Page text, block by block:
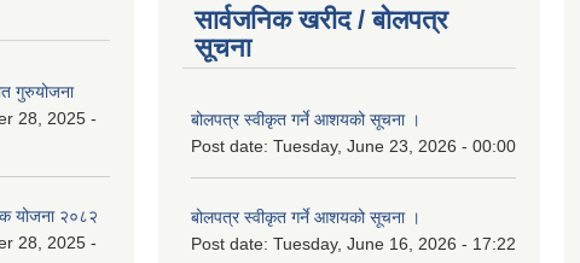
गुरुयोजना
28, 2025 -
योजना २०८२
28, 2025 -
सार्वजनिक खरीद / बोलपत्र
सूचना
बोलपत्र स्वीकृत गर्ने आशयको सूचना ।
Post date: Tuesday, June 23, 2026 - 00:00
बोलपत्र स्वीकृत गर्ने आशयको सूचना ।
Post date: Tuesday, June 16, 2026 - 17:22